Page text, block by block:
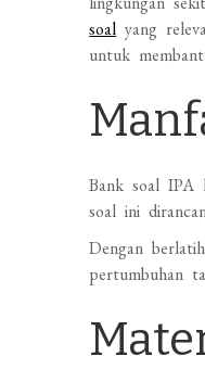
soal yang
untuk
Bank soal IPA
soal ini
Dengan
pertumbuhan